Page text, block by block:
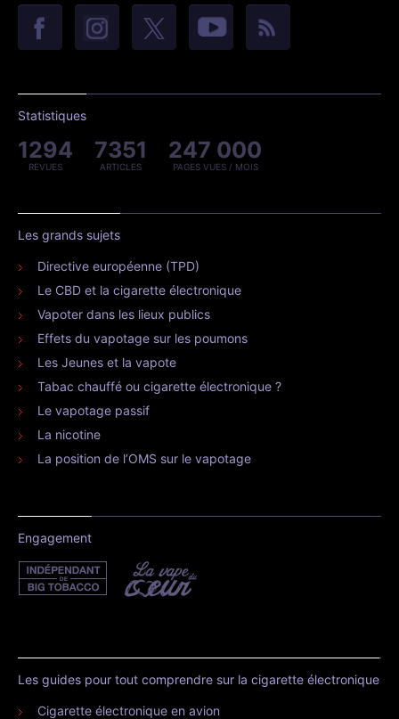
Statistiques
1294
REVUES
7351
ARTICLES
247 000
PAGES VUES / MOIS
Les grands sujets
Directive européenne (TPD)
Le CBD et la cigarette électronique
Vapoter dans les lieux publics
Effets du vapotage sur les poumons
Les Jeunes et la vapote
Tabac chauffé ou cigarette électronique ?
Le vapotage passif
La nicotine
La position de l’OMS sur le vapotage
Engagement
Les guides pour tout comprendre sur la cigarette électronique
Cigarette électronique en avion